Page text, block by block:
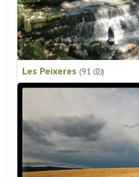
Les Peixeres (91 )